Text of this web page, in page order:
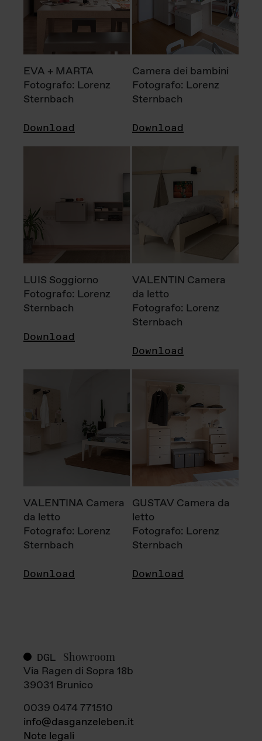
EVA + MARTA
Fotografo: Lorenz
Sternbach
Download
Camera dei bambini
Fotografo: Lorenz
Sternbach
Download
LUIS Soggiorno
Fotografo: Lorenz
Sternbach
Download
VALENTIN Camera
da letto
Fotografo: Lorenz
Sternbach
Download
VALENTINA Camera
da letto
Fotografo: Lorenz
Sternbach
Download
GUSTAV Camera da
letto
Fotografo: Lorenz
Sternbach
Download
DGL Showroom
Via Ragen di Sopra 18b
39031 Brunico
0039 0474 771510
info@dasganzeleben.it
Note legali